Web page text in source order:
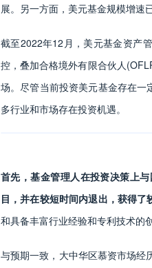
展。另一方面，美元基金规模增速
截至2022年12月，美元基金资产
控，叠加合格境外有限合伙人
场。尽管当前投资美元基金存在
多行业和市场存在投资机遇。
首先，基金管理人在投资决策上
目，并在较短时间内退出，获得了
和具备丰富行业经验和专利技术的
与预期一致，大中华区慕资市场经